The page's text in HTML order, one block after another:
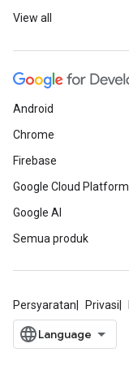
View all
Android
Chrome
Firebase
Google Cloud Platform
Google AI
Semua produk
Persyaratan Privasi